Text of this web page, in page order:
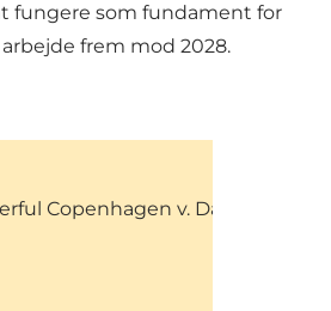
fungere som fundament for
frem mod 2028.
Copenhagen v. Dansk